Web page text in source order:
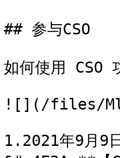
## 参与CSO
如何使用 CSO
![](/files/
1.2021年9月9